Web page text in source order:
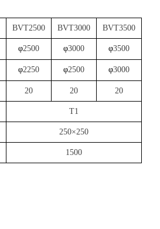
BVT2500 BVT3000 BVT3500
φ2500 φ3000 φ3500
φ2250 φ2500 φ3000
20 20 20
T1
250×250
1500